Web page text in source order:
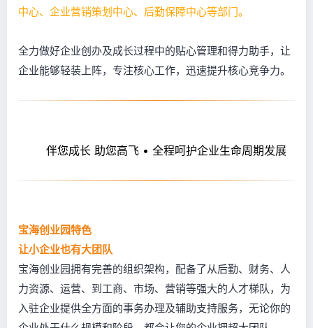
中心、企业营销策划中心、后勤保障中心等部门。
全力做好企业创办及成长过程中的贴心管理和得力助手，让
企业能够轻装上阵，专注核心工作，迅速提升核心竞争力。
伴您成长 助您高飞 • 全程呵护企业生命周期发展
宝海创业园特色
让小企业也有大团队
宝海创业园拥有完善的组织架构，配备了从后勤、财务、人
力资源、运营、到工商、市场、营销等强大的人才梯队，为
入驻企业提供全方面的事务办理及辅助支持服务，无论你的